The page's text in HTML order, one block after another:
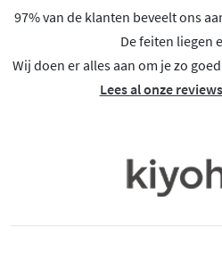
97% van de klanten beveelt ons
De feiten liegen
Wij doen er alles aan om je zo
Lees al onze